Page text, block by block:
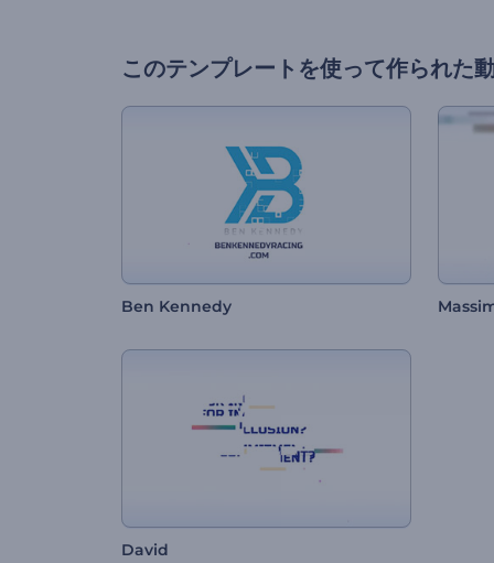
このテンプレートを使って作られた
Ben Kennedy
David